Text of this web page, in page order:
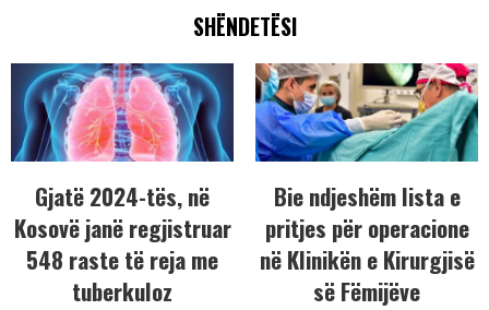
SHËNDETËSI
Gjatë 2024-tës, në
Kosovë janë regjistruar
548 raste të reja me
tuberkuloz
Bie ndjeshëm lista e
pritjes për operacione
në Klinikën e Kirurgjisë
së Fëmijëve